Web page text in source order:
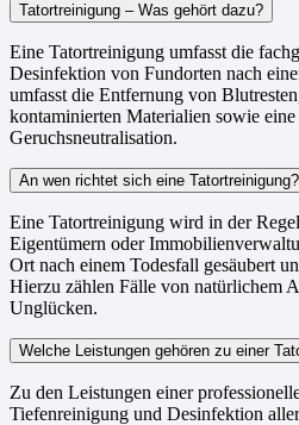
Tatortreinigung – Was gehört dazu?
Eine Tatortreinigung umfasst die
Desinfektion von Fundorten nach
umfasst die Entfernung von
kontaminierten Materialien sowie eine
Geruchsneutralisation.
An wen richtet sich eine Tatortreinigung?
Eine Tatortreinigung wird in der
Eigentümern oder
Ort nach einem Todesfall gesäubert
Hierzu zählen Fälle von natürlichem
Unglücken.
Welche Leistungen gehören zu einer
Zu den Leistungen einer
Tiefenreinigung und Desinfektion